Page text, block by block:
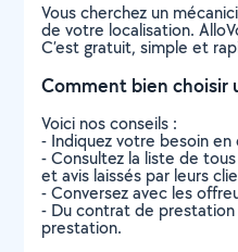
Vous cherchez un
de votre localisation.
C’est gratuit, simple et
Comment bien choisir
Voici nos conseils :
- Indiquez votre besoin
- Consultez la liste de
et avis laissés par leurs
- Conversez avec les
- Du contrat de prestation
prestation.